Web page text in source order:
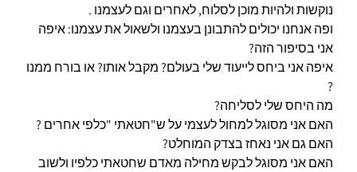
נוקשות ולהיות מוכן לסלוח, לאחרים וגם לעצמנו .
ופה אנחנו יכולים להתבונן בעצמנו ולשאול את עצמנו: איפה
אני בסיפור הזה?
איפה אני ביחס לייעוד שלי בעולם? מקבל אותו? או בורח ממנו
?
מה היחס שלי לסליחה?
האם אני מסוגל למחול לעצמי על ש"חטאתי "כלפי אחרים ?
האם גם אני נאחז בצדק המוחלט?
האם אני מסוגל לבקש מחילה מאדם שחטאתי כלפיו ולשוב